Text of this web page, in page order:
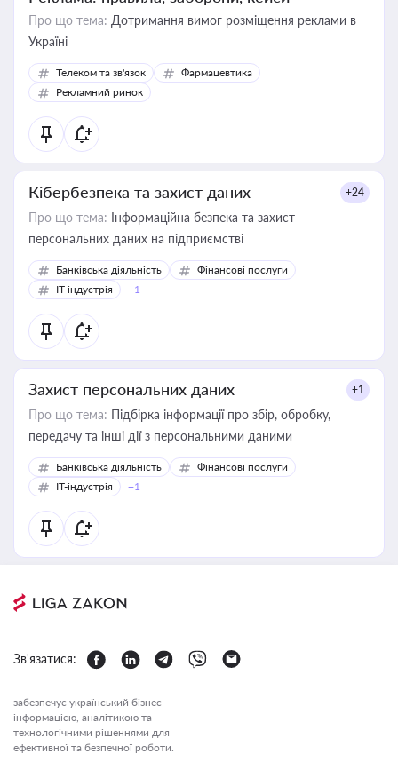
Про що тема: Дотримання вимог розміщення реклами в
Україні
Телеком та зв'язок
Фармацевтика
Рекламний ринок
Кібербезпека та захист даних +24
Про що тема: Інформаційна безпека та захист
персональних даних на підприємстві
Банківська діяльність
Фінансові послуги
IT-індустрія
+1
Захист персональних даних +1
Про що тема: Підбірка інформації про збір, обробку,
передачу та інші дії з персональними даними
Банківська діяльність
Фінансові послуги
IT-індустрія
+1
Зв'язатися:
забезпечує український бізнес
інформацією, аналітикою та
технологічними рішеннями для
ефективної та безпечної роботи.